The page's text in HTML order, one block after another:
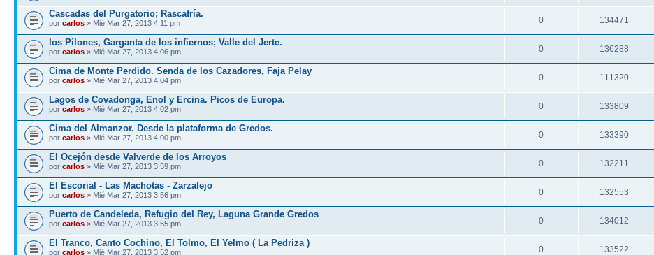
Cascadas del Purgatorio; Rascafría.
por carlos » Mié Mar 27, 2013 4:11 pm 0 134471
los Pilones, Garganta de los infiernos; Valle del Jerte.
por carlos » Mié Mar 27, 2013 4:06 pm 0 136288
Cima de Monte Perdido. Senda de los Cazadores, Faja Pelay
por carlos » Mié Mar 27, 2013 4:04 pm 0 111320
Lagos de Covadonga, Enol y Ercina. Picos de Europa.
por carlos » Mié Mar 27, 2013 4:02 pm 0 133809
Cima del Almanzor. Desde la plataforma de Gredos.
por carlos » Mié Mar 27, 2013 4:00 pm 0 133390
El Ocejón desde Valverde de los Arroyos
por carlos » Mié Mar 27, 2013 3:59 pm 0 132211
El Escorial - Las Machotas - Zarzalejo
por carlos » Mié Mar 27, 2013 3:56 pm 0 132553
Puerto de Candeleda, Refugio del Rey, Laguna Grande Gredos
por carlos » Mié Mar 27, 2013 3:55 pm 0 134012
El Tranco, Canto Cochino, El Tolmo, El Yelmo ( La Pedriza )
por carlos » Mié Mar 27, 2013 3:52 pm 0 133522